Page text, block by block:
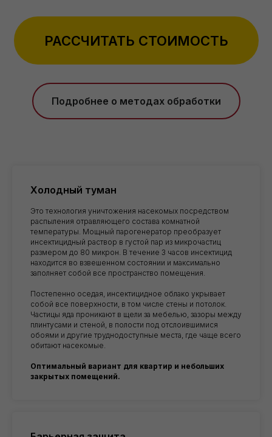
РАССЧИТАТЬ СТОИМОСТЬ
Подробнее о методах обработки
Холодный туман
Это технология уничтожения насекомых посредством
распыления отравляющего состава комнатной
температуры. Мощный парогенератор преобразует
инсектицидный раствор в густой пар из микрочастиц
размером до 80 микрон. В течение 3 часов инсектицид
находится во взвешенном состоянии и максимально
заполняет собой все пространство помещения.
Постепенно оседая, инсектицидное облако укрывает
собой все поверхности, в том числе стены и потолок.
Частицы яда проникают в щели за мебелью, зазоры между
плинтусами и стеной, в полости под отслоившимися
обоями и другие труднодоступные места, где чаще всего
обитают насекомые.
Оптимальный вариант для квартир и небольших
закрытых помещений.
Обработка от клопов
со скидкой10%
Дарим скидку 10% при заказе через форму на
+7
Я подтверждаю ознакомление и даю
данныхв порядке и на условиях, указанных
Политике обработки персональных